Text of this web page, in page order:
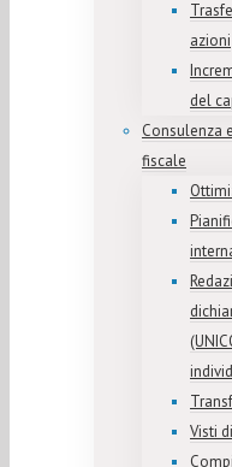
azioni
del
Consulenza
fiscale
Visti